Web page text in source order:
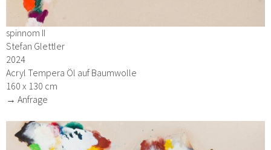
spinnom II
Stefan Glettler
2024
Acryl Tempera Öl auf Baumwolle
160 x 130 cm
→ Anfrage